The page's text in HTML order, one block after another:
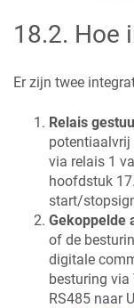
18.2. Hoe
Er zijn twee
Relais
via relais 1
hoofdstuk
start/
Gekoppelde
of de
digitale
besturing via
RS485 naar